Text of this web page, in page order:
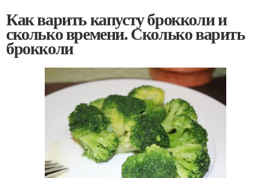
Как варить капусту брокколи и
сколько времени. Сколько варить
брокколи